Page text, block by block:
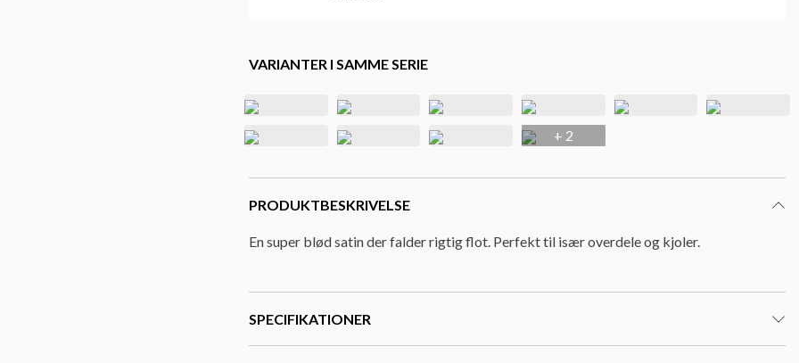
VARIANTER I SAMME SERIE
+ 2
PRODUKTBESKRIVELSE
En super blød satin der falder rigtig flot. Perfekt til især overdele og kjoler.
SPECIFIKATIONER